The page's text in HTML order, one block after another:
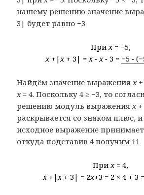
нашему решению значение
3| будет равно −3
Приx = −5,
x+|x+ 3| =x − x −3 = −5−
Найдём значение выраженияx
x = 4. Поскольку 4 ≥ −3, то
решению модуль выраженияx
раскрывается со знаком плюс, и
исходное выражение
откуда подставив 4 получим 11
Приx= 4,
x+|x+ 3| = 2x+3 = 2 × 4 + 3